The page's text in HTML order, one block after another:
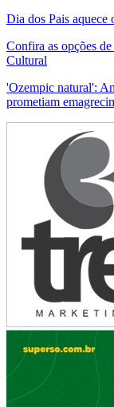
Dia dos Pais aquece
Confira as opções
Cultural
'Ozempic natural':
prometiam